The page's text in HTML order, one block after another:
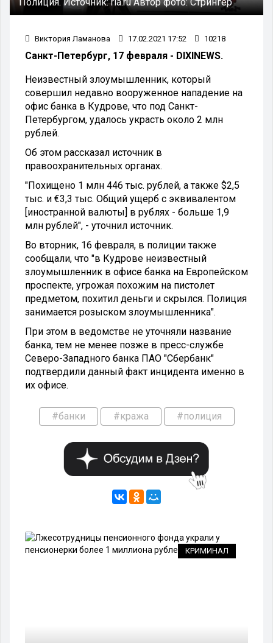
Виктория Ламанова 17.02.2021 17:52 10218
Санкт-Петербург, 17 февраля - DIXINEWS.
Неизвестный злоумышленник, который
совершил недавно вооруженное нападение на
офис банка в Кудрове, что под Санкт-
Петербургом, удалось украсть около 2 млн
рублей.
Об этом рассказал источник в
правоохранительных органах.
"Похищено 1 млн 446 тыс. рублей, а также $2,5
тыс. и €3,3 тыс. Общий ущерб с эквивалентом
[иностранной валюты] в рублях - больше 1,9
млн рублей", - уточнил источник.
Во вторник, 16 февраля, в полиции также
сообщали, что "в Кудрове неизвестный
злоумышленник в офисе банка на Европейском
проспекте, угрожая похожим на пистолет
предметом, похитил деньги и скрылся. Полиция
занимается розыском злоумышленника".
При этом в ведомстве не уточняли название
банка, тем не менее позже в пресс-службе
Северо-Западного банка ПАО "Сбербанк"
подтвердили данный факт инцидента именно в
их офисе.
#банки #кража #полиция
КРИМИНАЛ